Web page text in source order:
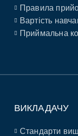
Правила
Вартість
Приймальна
ВИКЛАДАЧУ
Стандарти